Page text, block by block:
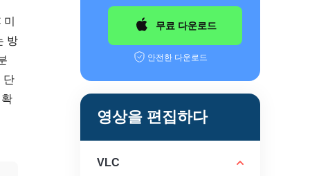
무료 다운로드
안전한 다운로드
영상을 편집하다
VLC
방
단